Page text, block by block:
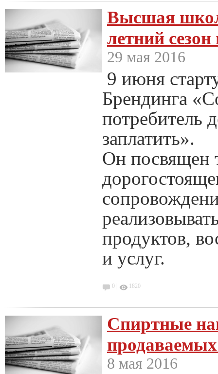
Высшая
летний
29 мая 2016
9 июня
Брендинга
потребитель
заплатить».
Он посвящен
продуктов,
и услуг.
0 | 1820
Спиртные
8 мая 2016